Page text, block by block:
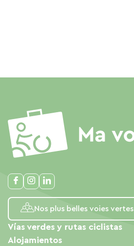
Nos plus belles voies vertes
Vías verdes y rutas ciclistas
Alojamientos